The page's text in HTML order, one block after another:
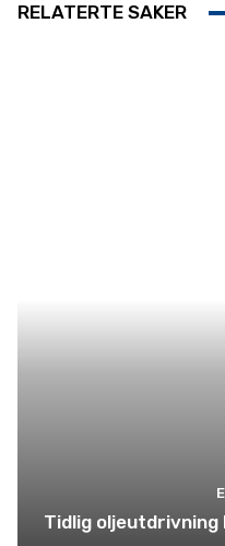
RELATERTE SAKER
Tidlig